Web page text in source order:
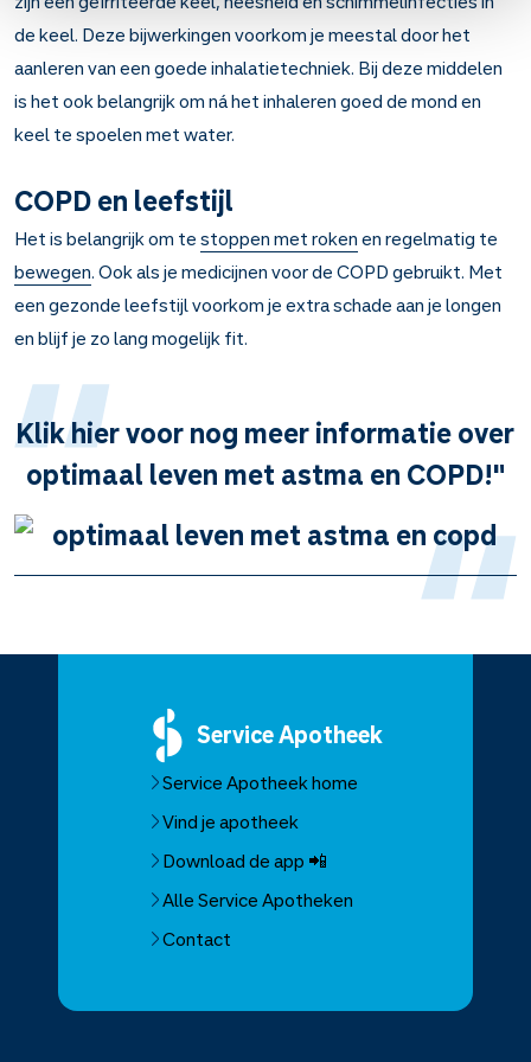
de keel. Deze bijwerkingen voorkom je meestal door het
aanleren van een goede inhalatietechniek. Bij deze middelen
is het ook belangrijk om ná het inhaleren goed de mond en
keel te spoelen met water.
COPD en leefstijl
Het is belangrijk om testoppen met rokenen regelmatig te
bewegen. Ook als je medicijnen voor de COPD gebruikt. Met
een gezonde leefstijl voorkom je extra schade aan je longen
en blijf je zo lang mogelijk fit.
Klik hier voor nog meer informatie over
optimaal leven met astma en COPD!"
ServiceApotheek
Service Apotheek home
Vind je apotheek
Download de app 📲
Alle Service Apotheken
Contact